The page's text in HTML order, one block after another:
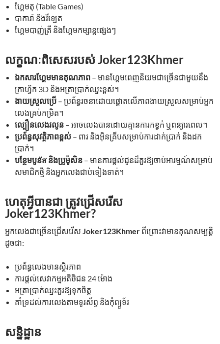
ហ្គែមតុ (Table Games)
បាការ៉ា និងរីឡេត
ហ្គែមបាញ់ត្រី និងហ្គែមកម្សាន្តផ្សេងៗ
លក្ខណៈពិសេសរបស់ Joker123Khmer
ឯកសារហ្គែមមានគុណភាព – មានហ្គែមពេញនិយមជាច្រើនជាមួយនឹង
ក្រាហ្វិក 3D និងអត្រាប្រាក់ឈ្នះខ្ពស់។
ងាយស្រួលប្រើ – ប្រព័ន្ធរចនាដោយផ្តោតលើភាពងាយស្រួលសម្រាប់អ្នក
លេងគ្រប់កម្រិត។
ល្បឿនលេងរលូន – អាចលេងបានដោយគ្មានការកខ្វក់ ឬពន្យារពេល។
ប្រព័ន្ធសុវត្ថិភាពខ្ពស់ – ពារ និងអ៊ិនគ្រីបសម្រាប់ការដាក់ប្រាក់ និងដក
ប្រាក់។
បន្ថែមបូនัส និងប្រូម៉ូសិន – មានការផ្តល់ជូនដ៏គួរឱ្យចាប់អារម្មណ៍សម្រាប់
សមាជិកថ្មី និងអ្នកលេងជាប់ទៀងទាត់។
ហេតុអ្វីបានជា ត្រូវជ្រើសរើស
Joker123Khmer?
អ្នកលេងជាច្រើនជ្រើសរើស Joker123Khmer ពីព្រោះវាមានគុណសម្បត្តិ
ដូចជា:
ប្រព័ន្ធលេងមានស្ថិរភាព
ការផ្តល់សេវាកម្មអតិថិជន 24 ម៉ោង
អត្រាប្រាក់ឈ្នះគួរឱ្យទុកចិត្ត
គាំទ្រដល់ការលេងតាមទូរស័ព្ទ និងកុំព្យូទ័រ
សន្និដ្ឋាន